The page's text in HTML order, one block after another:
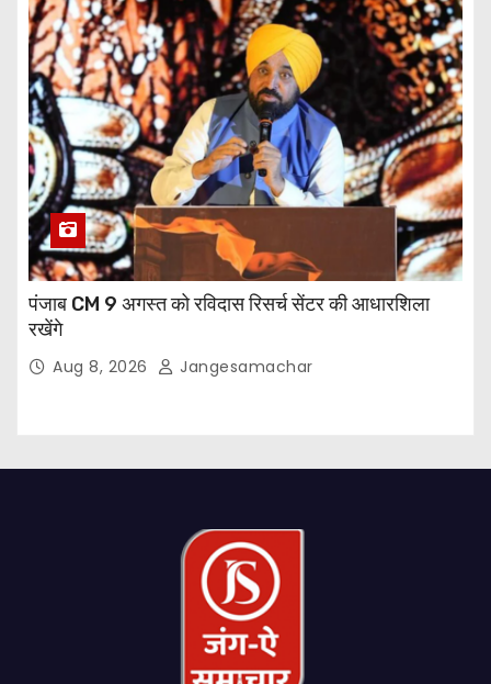
पंजाब CM 9 अगस्त को रविदास रिसर्च सेंटर की आधारशिला
रखेंगे
Aug 8, 2026 Jangesamachar